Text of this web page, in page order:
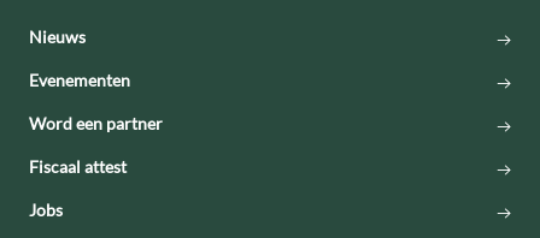
Nieuws
Evenementen
Word een partner
Fiscaal attest
Jobs